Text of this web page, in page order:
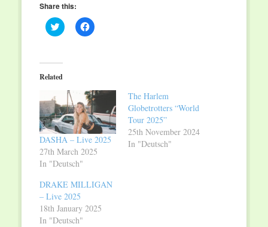
Share this:
Click
to
(Opens
in
new
Click
to
Related
DASHA – Live 2025
27th March 2025
In "Deutsch"
The Harlem
Globetrotters “World
Tour 2025”
25th November 2024
In "Deutsch"
DRAKE MILLIGAN
– Live 2025
18th January 2025
In "Deutsch"